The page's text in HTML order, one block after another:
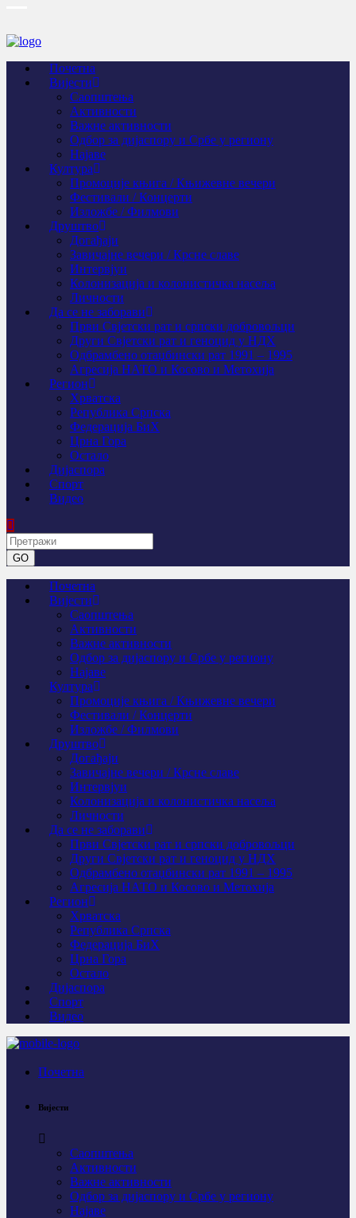
Почетна
Вијести
Саопштења
Активности
Важне активности
Одбор за дијаспору и Србе у региону
Најаве
Култура
Промоције књига / Књижевне вечери
Фестивали / Концерти
Изложбе / Филмови
Друштво
Догађаји
Завичајне вечери / Крсне славе
Интервјуи
Колонизација и колонистичка насеља
Личности
Да се не заборави
Први Свјeтски рат и српски добровољци
Други Свјетски рат и геноцид у НДХ
Одбрамбено отаџбински рат 1991 – 1995
Агресија НАТО и Косово и Метохија
Регион
Хрватска
Република Српска
Федерација БиХ
Црна Гора
Остало
Дијаспора
Спорт
Видео
Почетна
Вијести
Саопштења
Активности
Важне активности
Одбор за дијаспору и Србе у региону
Најаве
Култура
Промоције књига / Књижевне вечери
Фестивали / Концерти
Изложбе / Филмови
Друштво
Догађаји
Завичајне вечери / Крсне славе
Интервјуи
Колонизација и колонистичка насеља
Личности
Да се не заборави
Први Свјeтски рат и српски добровољци
Други Свјетски рат и геноцид у НДХ
Одбрамбено отаџбински рат 1991 – 1995
Агресија НАТО и Косово и Метохија
Регион
Хрватска
Република Српска
Федерација БиХ
Црна Гора
Остало
Дијаспора
Спорт
Видео
Почетна
Вијести
Саопштења
Активности
Важне активности
Одбор за дијаспору и Србе у региону
Најаве